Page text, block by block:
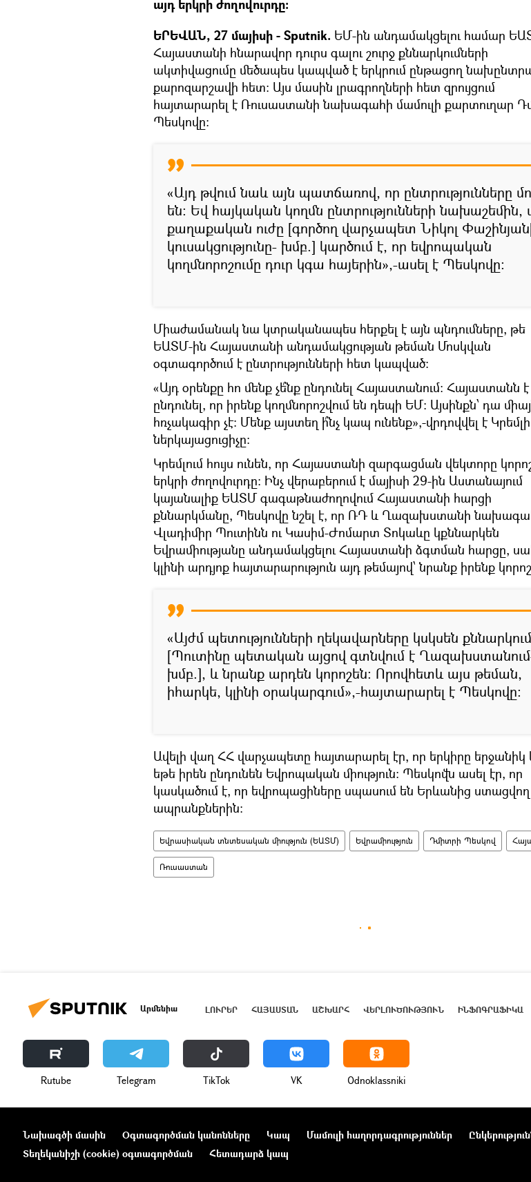
այդ երկրի ժողովուրդը:
ԵՐԵՎԱՆ, 27 մայիսի - Sputnik. ԵՄ-ին անդամակցելու համար
Հայաստանի հնարավոր դուրս գալու շուրջ քննարկումների
ակտիվացումը մեծապես կապված է երկրում ընթացող
քարոզարշավի հետ։ Այս մասին լրագրողների հետ զրույցում
հայտարարել է Ռուսաստանի նախագահի մամուլի քարտուղար
Պեսկովը:
«Այդ թվում նաև այն պատճառով, որ ընտրությունները
են։ Եվ հայկական կողմն ընտրությունների նախաշեմին,
քաղաքական ուժը [գործող վարչապետ Նիկոլ
կուսակցությունը- խմբ.] կարծում է, որ եվրոպական
կողմնորոշումը դուր կգա հայերին»,-ասել է Պեսկովը:
Միաժամանակ նա կտրականապես հերքել է այն պնդումները, թե
ԵԱՏՄ-ին Հայաստանի անդամակցության թեման Մոսկվան
օգտագործում է ընտրությունների հետ կապված։
«Այդ օրենքը հո մենք չե՞նք ընդունել Հայաստանում։ Հայաստանն
ընդունել, որ իրենք կողմնորոշվում են դեպի ԵՄ։ Այսինքն՝ դա
հռչակագիր չէ։ Մենք այստեղ ի՞նչ կապ ունենք»,-վրդովվել է Կրեմլի
ներկայացուցիչը։
Կրեմլում հույս ունեն, որ Հայաստանի զարգացման վեկտորը
երկրի ժողովուրդը: Ինչ վերաբերում է մայիսի 29-ին Աստանայում
կայանալիք ԵԱՏՄ գագաթնաժողովում Հայաստանի հարցի
քննարկմանը, Պեսկովը նշել է, որ ՌԴ և Ղազախստանի
Վլադիմիր Պուտինն ու Կասիմ-Ժոմարտ Տոկաևը կքննարկեն
Եվրամիությանը անդամակցելու Հայաստանի ձգտման հարցը,
կլինի արդյոք հայտարարություն այդ թեմայով՝ նրանք իրենք
«Այժմ պետությունների ղեկավարները կսկսեն
[Պուտինը պետական այցով գտնվում է
խմբ.], և նրանք արդեն կորոշեն։ Որովհետև այս թեման,
իհարկե, կլինի օրակարգում»,-հայտարարել է Պեսկովը։
Ավելի վաղ ՀՀ վարչապետը հայտարարել էր, որ երկիրը երջանիկ
եթե իրեն ընդունեն Եվրոպական միություն։ Պեսկովն ասել էր, որ
կասկածում է, որ եվրոպացիները սպասում են Երևանից ստացվող
ապրանքներին։
Եվրասիական տնտեսական միություն (ԵԱՏՄ) Եվրամիություն Դմիտրի Պեսկով
Ռուսաստան
Արմենիա ԼՈՒՐԵՐ ՀԱՅԱՍՏԱՆ ԱՇԽԱՐՀ ՎԵՐԼՈՒԾՈՒԹՅՈՒՆ ԻՆՖՈԳՐԱՖԻԿԱ
Rutube Telegram ТikТоk VK Odnoklassniki
Նախագծի մասին Օգտագործման կանոնները Կապ Մամուլի հաղորդագրություններ
Տեղեկանիշի (cookie) օգտագործման
Հետադարձ կապ